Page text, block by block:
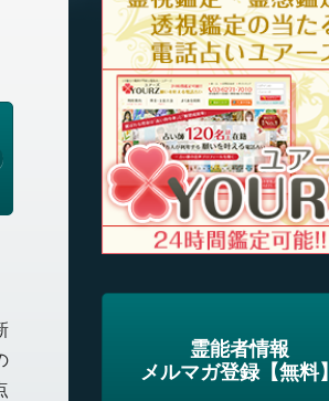
霊能者情報
メルマガ登録【無料】